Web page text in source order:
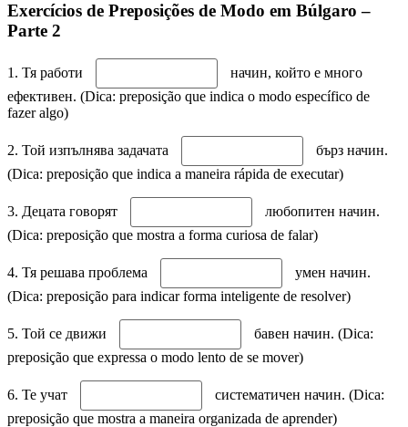
Exercícios de Preposições de Modo em Búlgaro –
Parte 2
1. Тя работи
начин, който е много
ефективен. (Dica: preposição que indica o modo específico de
fazer algo)
2. Той изпълнява задачата
бърз начин.
(Dica: preposição que indica a maneira rápida de executar)
3. Децата говорят
любопитен начин.
(Dica: preposição que mostra a forma curiosa de falar)
4. Тя решава проблема
умен начин.
(Dica: preposição para indicar forma inteligente de resolver)
5. Той се движи
бавен начин. (Dica:
preposição que expressa o modo lento de se mover)
6. Те учат
систематичен начин. (Dica:
preposição que mostra a maneira organizada de aprender)